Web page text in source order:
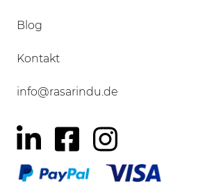
Blog
Kontakt
info@rasarindu.de